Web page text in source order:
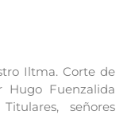
Iltma. Corte de
Hugo Fuenzalida
señores